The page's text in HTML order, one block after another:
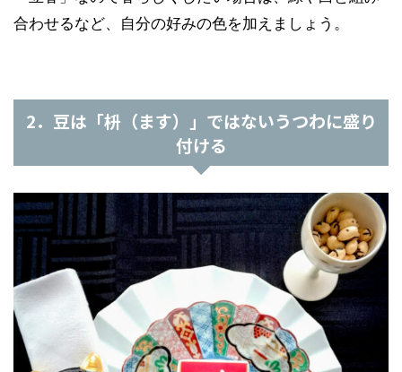
合わせるなど、自分の好みの色を加えましょう。
2．豆は「枡（ます）」ではないうつわに盛り
付ける